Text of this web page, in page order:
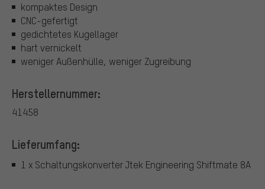
kompaktes Design
CNC-gefertigt
gedichtetes Kugellager
hart vernickelt
weniger Außenhülle, weniger Zugreibung
Herstellernummer:
41458
Lieferumfang:
1 x Schaltungskonverter Jtek Engineering Shiftmate 8A